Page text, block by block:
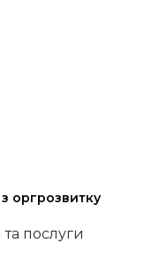
оргрозвитку
послуги